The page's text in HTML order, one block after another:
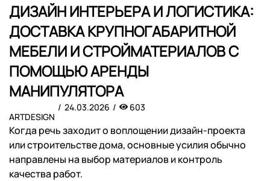
ДИЗАЙН ИНТЕРЬЕРА И ЛОГИСТИКА:
ДОСТАВКА КРУПНОГАБАРИТНОЙ
МЕБЕЛИ И СТРОЙМАТЕРИАЛОВ С
ПОМОЩЬЮ АРЕНДЫ
МАНИПУЛЯТОРА
ARTDESIGN
24.03.2026 603
Когда речь заходит о воплощении дизайн-проекта
или строительстве дома, основные усилия обычно
направлены на выбор материалов и контроль
качества работ.